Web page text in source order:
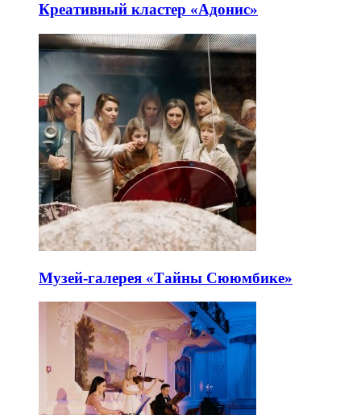
Креативный кластер «Адонис»
Музей-галерея «Тайны Сююмбике»